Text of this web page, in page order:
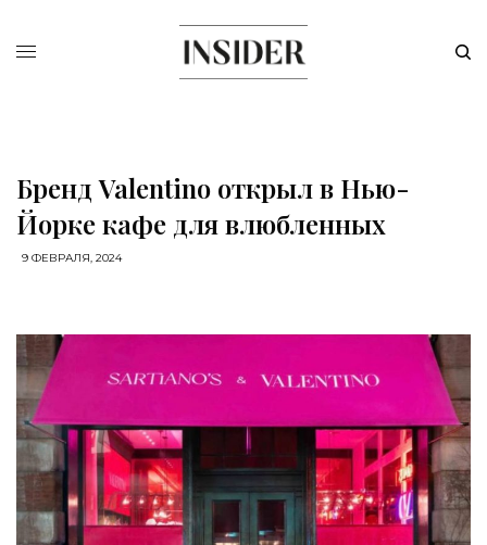
Бренд Valentino открыл в Нью-
Йорке кафе для влюбленных
9 ФЕВРАЛЯ, 2024